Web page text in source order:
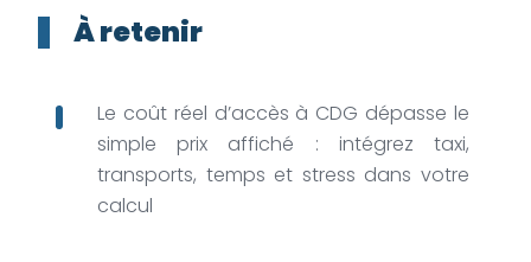
À retenir
Le coût réel d’accès à CDG dépasse le
simple prix affiché : intégrez taxi,
transports, temps et stress dans votre
calcul